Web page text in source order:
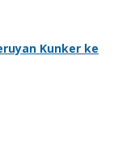
Kunker ke